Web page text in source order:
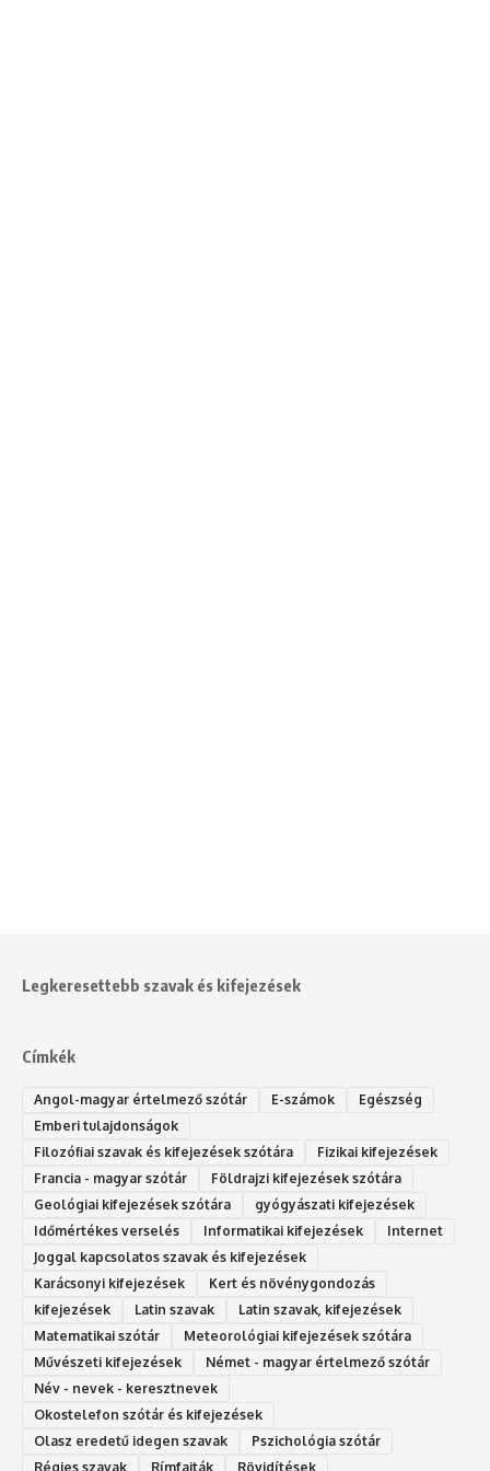
Legkeresettebb szavak és kifejezések
Címkék
Angol-magyar értelmező szótár E-számok
Egészség
Emberi tulajdonságok
Filozófiai szavak és kifejezések szótára
Fizikai kifejezések
Francia - magyar szótár
Földrajzi kifejezések szótára
Geológiai kifejezések szótára
gyógyászati kifejezések
Időmértékes verselés
Informatikai kifejezések
Internet
Joggal kapcsolatos szavak és kifejezések
Karácsonyi kifejezések
Kert és növénygondozás
kifejezések
Latin szavak
Latin szavak, kifejezések
Matematikai szótár
Meteorológiai kifejezések szótára
Művészeti kifejezések
Német - magyar értelmező szótár
Név - nevek - keresztnevek
Okostelefon szótár és kifejezések
Olasz eredetű idegen szavak
Ps‮gólohciz‬ia s‮átóz‬r
Régies szavak
Rímfajták Rövidítések